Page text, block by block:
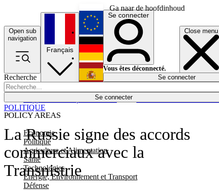
Ga naar de hoofdinhoud
Open sub
navigation
Close menu
Recherche
Se connecter
POLICY AREAS
Economie
Politique
Agriculture et Alimentation
Santé
Technologies
Energie, Environnement et Transport
Défense
Économie
Français
English
Deutsch
Español
Se connecter
Vous êtes déconnecté.
Se connecter
La Russie signe des accords
commerciaux avec la
Transnistrie
POLITIQUE